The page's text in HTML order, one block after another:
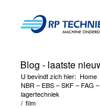
Blog - laatste
U bevindt zich hier: Home
NBR – EBS – SKF – FAG
lagertechniek
/ film